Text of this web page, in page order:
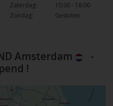
Zaterdag:
10:00 - 18:00
Zondag:
Gesloten
Amsterdam
-
!